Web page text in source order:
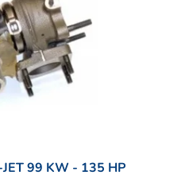
99 KW - 135 HP